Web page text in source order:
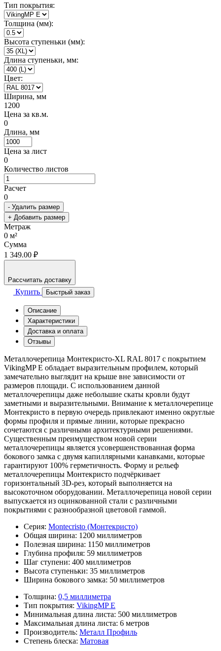
Тип покрытия:
Толщина (мм):
Высота ступеньки (мм):
Длина ступеньки, мм:
Цвет:
Ширина, мм
1200
Цена за кв.м.
0
Длина, мм
Цена за лист
0
Количество листов
Расчет
0
- Удалить размер
+ Добавить размер
Метраж
0 м²
Сумма
1 349.00 ₽
Рассчитать доставку
Купить Быстрый заказ
Описание
Характеристики
Доставка и оплата
Отзывы
Металлочерепица Монтекристо-XL RAL 8017 с покрытием
VikingMP E обладает выразительным профилем, который
замечательно выглядит на крыше вне зависимости от
размеров площади. С использованием данной
металлочерепицы даже небольшие скаты кровли будут
заметными и выразительными. Внимание к металлочерепице
Монтекристо в первую очередь привлекают именно округлые
формы профиля и прямые линии, которые прекрасно
сочетаются с различными архитектурными решениями.
Существенным преимуществом новой серии
металлочерепицы является усовершенствованная форма
бокового замка с двумя капиллярными канавками, которые
гарантируют 100% герметичность. Форму и рельеф
металлочерепицы Монтекристо подчёркивает
горизонтальный 3D-рез, который выполняется на
высокоточном оборудовании. Металлочерепица новой серии
выпускается из оцинкованной стали с различными
покрытиями с разнообразной цветовой гаммой.
Серия: Montecristo (Монтекристо)
Общая ширина: 1200 миллиметров
Полезная ширина: 1150 миллиметров
Глубина профиля: 59 миллиметров
Шаг ступени: 400 миллиметров
Высота ступеньки: 35 миллиметров
Ширина бокового замка: 50 миллиметров
Толщина: 0,5 миллиметра
Тип покрытия: VikingMP E
Минимальная длина листа: 500 миллиметров
Максимальная длина листа: 6 метров
Производитель: Металл Профиль
Степень блеска: Матовая